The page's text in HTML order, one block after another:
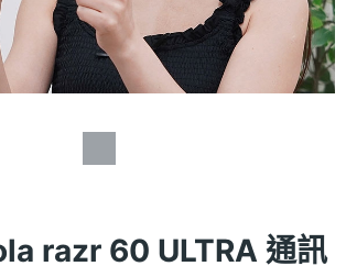
razr 60 ULTRA 通訊